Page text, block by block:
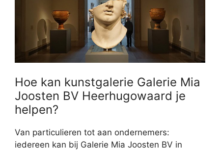
Hoe kan kunstgalerie Galerie Mia
Joosten BV Heerhugowaard je
helpen?
Van particulieren tot aan ondernemers:
iedereen kan bij Galerie Mia Joosten BV in